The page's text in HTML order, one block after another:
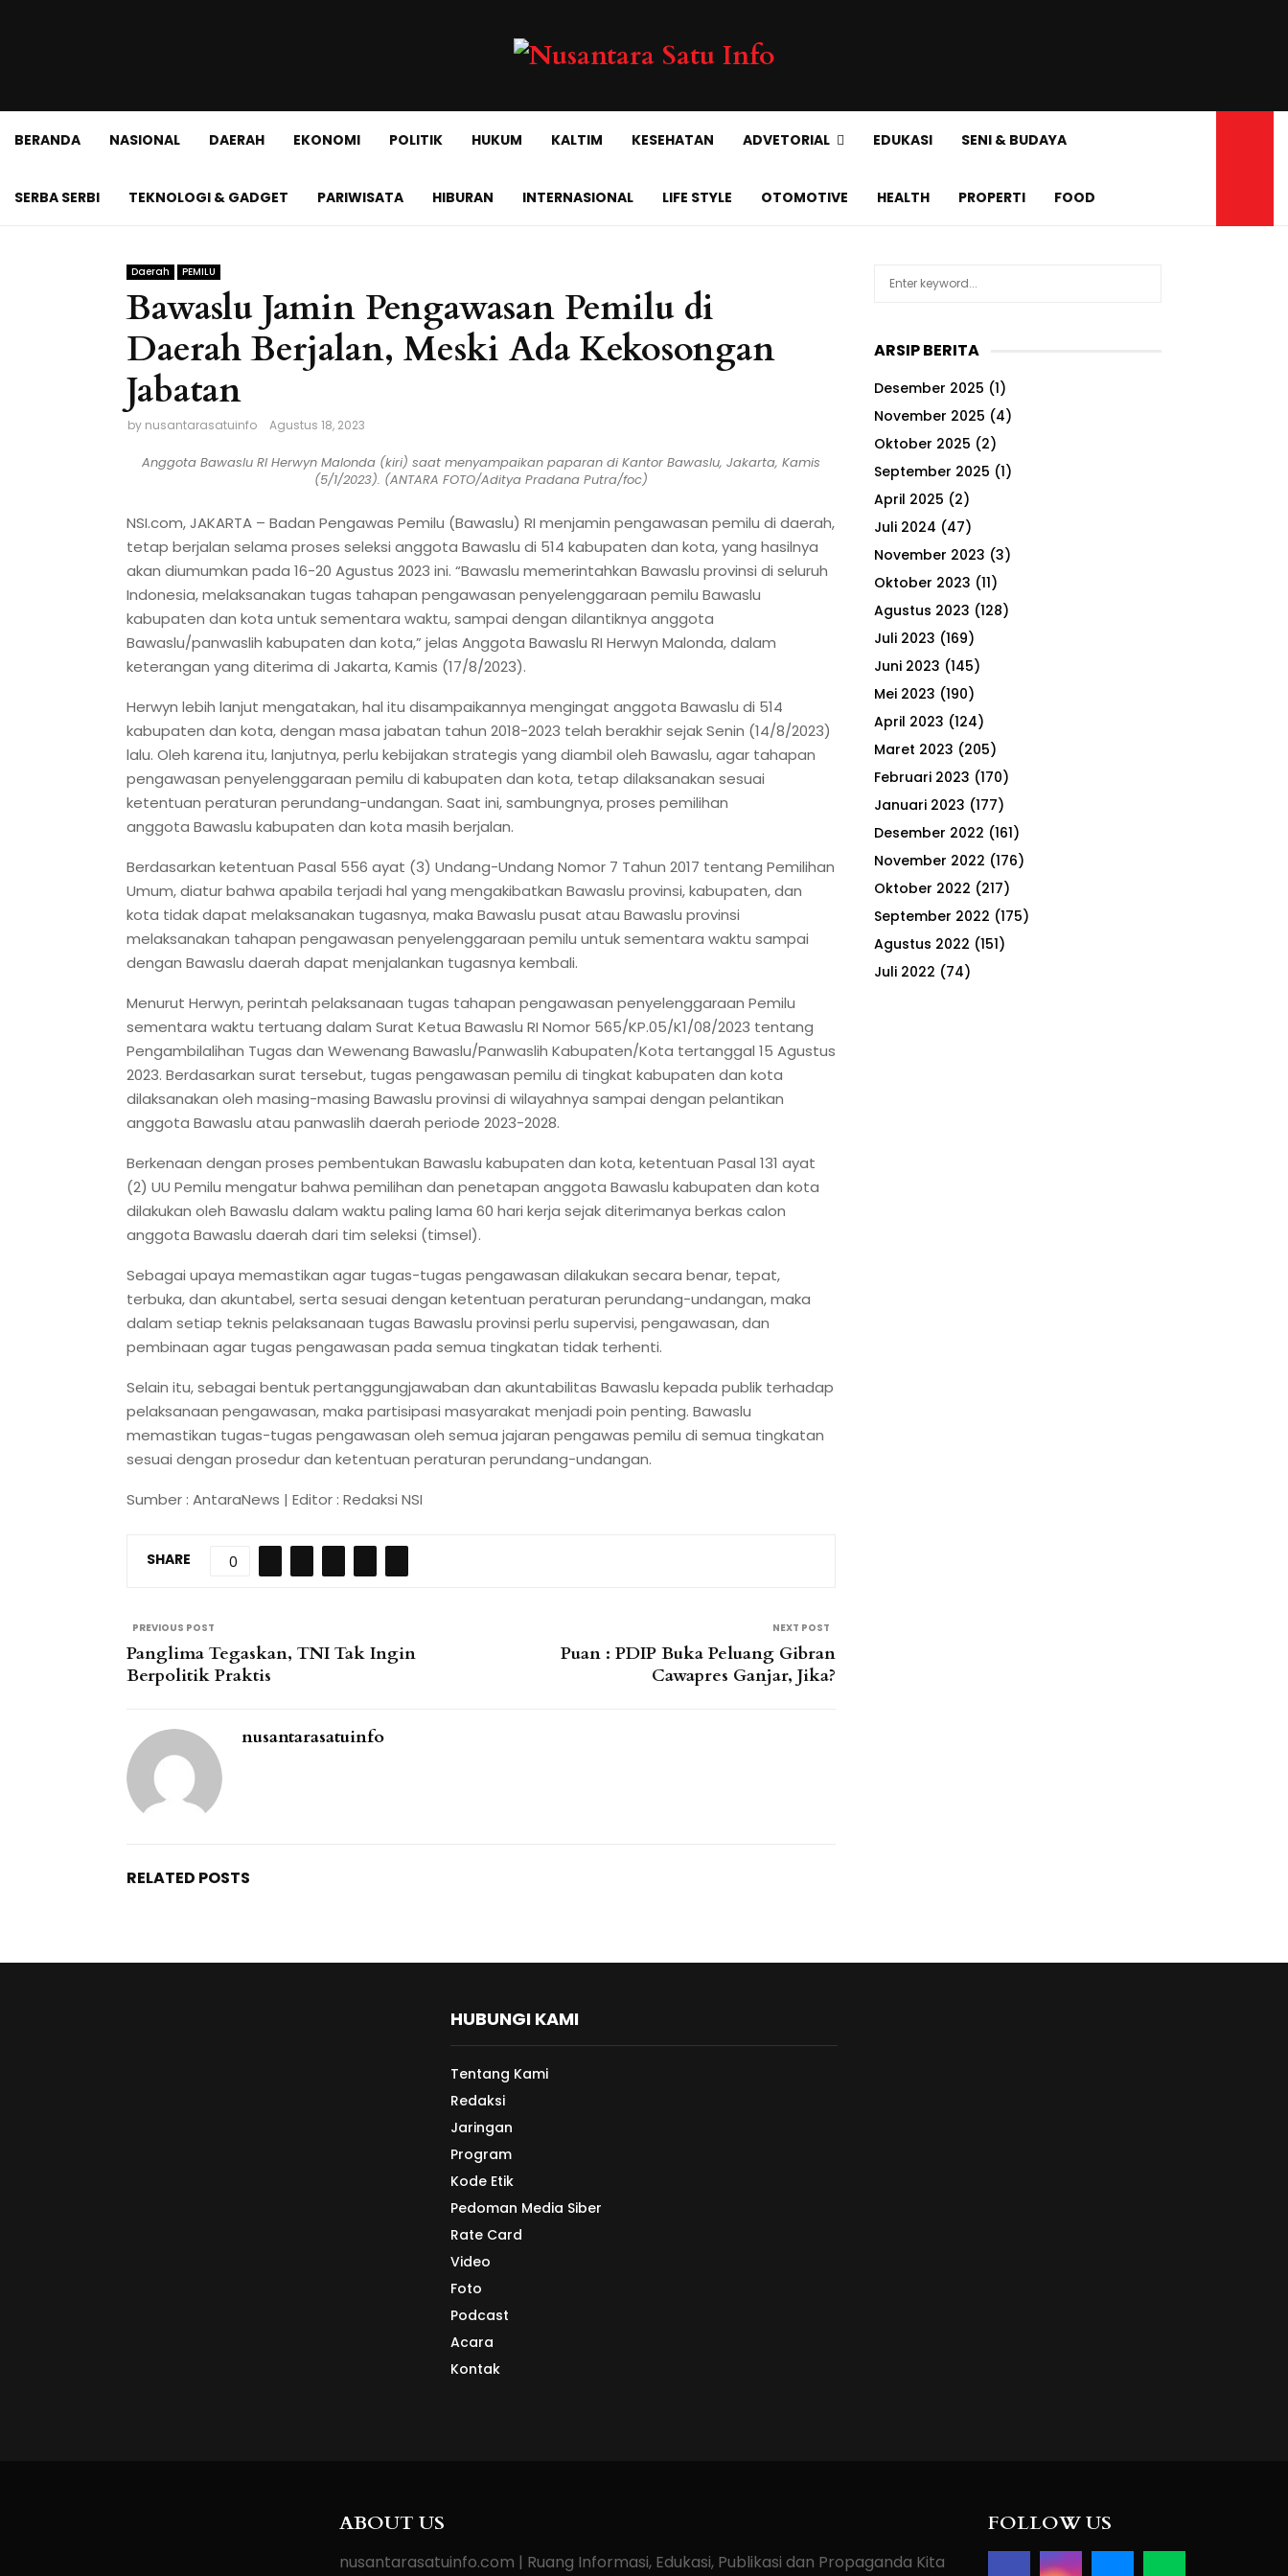
BERANDA NASIONAL DAERAH EKONOMI POLITIK HUKUM KALTIM KESEHATAN ADVETORIAL EDUKASI SENI & BUDAYA
SERBA SERBI TEKNOLOGI & GADGET PARIWISATA HIBURAN INTERNASIONAL LIFE STYLE OTOMOTIVE HEALTH PROPERTI FOOD
Daerah PEMILU
Bawaslu Jamin Pengawasan Pemilu di
Daerah Berjalan, Meski Ada Kekosongan
Jabatan
by nusantarasatuinfo Agustus 18, 2023
Anggota Bawaslu RI Herwyn Malonda (kiri) saat menyampaikan paparan di Kantor Bawaslu, Jakarta, Kamis
(5/1/2023). (ANTARA FOTO/Aditya Pradana Putra/foc)
NSI.com, JAKARTA – Badan Pengawas Pemilu (Bawaslu) RI menjamin pengawasan pemilu di daerah,
tetap berjalan selama proses seleksi anggota Bawaslu di 514 kabupaten dan kota, yang hasilnya
akan diumumkan pada 16-20 Agustus 2023 ini. “Bawaslu memerintahkan Bawaslu provinsi di seluruh
Indonesia, melaksanakan tugas tahapan pengawasan penyelenggaraan pemilu Bawaslu
kabupaten dan kota untuk sementara waktu, sampai dengan dilantiknya anggota
Bawaslu/panwaslih kabupaten dan kota,” jelas Anggota Bawaslu RI Herwyn Malonda, dalam
keterangan yang diterima di Jakarta, Kamis (17/8/2023).
Herwyn lebih lanjut mengatakan, hal itu disampaikannya mengingat anggota Bawaslu di 514
kabupaten dan kota, dengan masa jabatan tahun 2018-2023 telah berakhir sejak Senin (14/8/2023)
lalu. Oleh karena itu, lanjutnya, perlu kebijakan strategis yang diambil oleh Bawaslu, agar tahapan
pengawasan penyelenggaraan pemilu di kabupaten dan kota, tetap dilaksanakan sesuai
ketentuan peraturan perundang-undangan. Saat ini, sambungnya, proses pemilihan
anggota Bawaslu kabupaten dan kota masih berjalan.
Berdasarkan ketentuan Pasal 556 ayat (3) Undang-Undang Nomor 7 Tahun 2017 tentang Pemilihan
Umum, diatur bahwa apabila terjadi hal yang mengakibatkan Bawaslu provinsi, kabupaten, dan
kota tidak dapat melaksanakan tugasnya, maka Bawaslu pusat atau Bawaslu provinsi
melaksanakan tahapan pengawasan penyelenggaraan pemilu untuk sementara waktu sampai
dengan Bawaslu daerah dapat menjalankan tugasnya kembali.
Menurut Herwyn, perintah pelaksanaan tugas tahapan pengawasan penyelenggaraan Pemilu
sementara waktu tertuang dalam Surat Ketua Bawaslu RI Nomor 565/KP.05/K1/08/2023 tentang
Pengambilalihan Tugas dan Wewenang Bawaslu/Panwaslih Kabupaten/Kota tertanggal 15 Agustus
2023. Berdasarkan surat tersebut, tugas pengawasan pemilu di tingkat kabupaten dan kota
dilaksanakan oleh masing-masing Bawaslu provinsi di wilayahnya sampai dengan pelantikan
anggota Bawaslu atau panwaslih daerah periode 2023-2028.
Berkenaan dengan proses pembentukan Bawaslu kabupaten dan kota, ketentuan Pasal 131 ayat
(2) UU Pemilu mengatur bahwa pemilihan dan penetapan anggota Bawaslu kabupaten dan kota
dilakukan oleh Bawaslu dalam waktu paling lama 60 hari kerja sejak diterimanya berkas calon
anggota Bawaslu daerah dari tim seleksi (timsel).
Sebagai upaya memastikan agar tugas-tugas pengawasan dilakukan secara benar, tepat,
terbuka, dan akuntabel, serta sesuai dengan ketentuan peraturan perundang-undangan, maka
dalam setiap teknis pelaksanaan tugas Bawaslu provinsi perlu supervisi, pengawasan, dan
pembinaan agar tugas pengawasan pada semua tingkatan tidak terhenti.
Selain itu, sebagai bentuk pertanggungjawaban dan akuntabilitas Bawaslu kepada publik terhadap
pelaksanaan pengawasan, maka partisipasi masyarakat menjadi poin penting. Bawaslu
memastikan tugas-tugas pengawasan oleh semua jajaran pengawas pemilu di semua tingkatan
sesuai dengan prosedur dan ketentuan peraturan perundang-undangan.
Sumber : AntaraNews | Editor : Redaksi NSI
SHARE 0
PREVIOUS POST
Panglima Tegaskan, TNI Tak Ingin
Berpolitik Praktis
NEXT POST
Puan : PDIP Buka Peluang Gibran
Cawapres Ganjar, Jika?
nusantarasatuinfo
RELATED POSTS
c
f
o
r
ARSIP BERITA
Desember 2025 (1)
November 2025 (4)
Oktober 2025 (2)
September 2025 (1)
April 2025 (2)
Juli 2024 (47)
November 2023 (3)
Oktober 2023 (11)
Agustus 2023 (128)
Juli 2023 (169)
Juni 2023 (145)
Mei 2023 (190)
April 2023 (124)
Maret 2023 (205)
Februari 2023 (170)
Januari 2023 (177)
Desember 2022 (161)
November 2022 (176)
Oktober 2022 (217)
September 2022 (175)
Agustus 2022 (151)
Juli 2022 (74)
HUBUNGI KAMI
Tentang Kami
Redaksi
Jaringan
Program
Kode Etik
Pedoman Media Siber
Rate Card
Video
Foto
Podcast
Acara
Kontak
ABOUT US
nusantarasatuinfo.com | Ruang Informasi, Edukasi, Publikasi dan Propaganda Kita
FOLLOW US